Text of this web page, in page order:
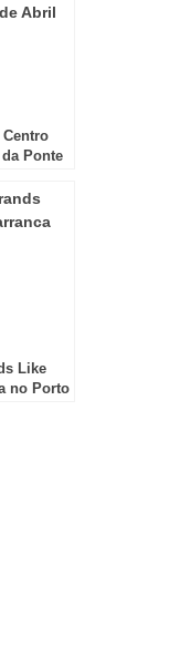
Centro
Ponte
Like
no Porto